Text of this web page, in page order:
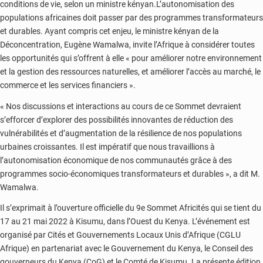
conditions de vie, selon un ministre kényan.L’autonomisation des
populations africaines doit passer par des programmes transformateurs
et durables. Ayant compris cet enjeu, le ministre kényan de la
Déconcentration, Eugène Wamalwa, invite l’Afrique à considérer toutes
les opportunités qui s’offrent à elle « pour améliorer notre environnement
et la gestion des ressources naturelles, et améliorer l’accès au marché, le
commerce et les services financiers ».
« Nos discussions et interactions au cours de ce Sommet devraient
s’efforcer d’explorer des possibilités innovantes de réduction des
vulnérabilités et d’augmentation de la résilience de nos populations
urbaines croissantes. Il est impératif que nous travaillions à
l’autonomisation économique de nos communautés grâce à des
programmes socio-économiques transformateurs et durables », a dit M.
Wamalwa.
Il s’exprimait à l’ouverture officielle du 9e Sommet Africités qui se tient du
17 au 21 mai 2022 à Kisumu, dans l’Ouest du Kenya. L’événement est
organisé par Cités et Gouvernements Locaux Unis d’Afrique (CGLU
Afrique) en partenariat avec le Gouvernement du Kenya, le Conseil des